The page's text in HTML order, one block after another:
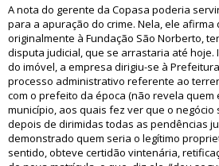
A nota do gerente da Copasa poderia
para a apuração do crime. Nela, ele
originalmente à Fundação São Norberto,
disputa judicial, que se arrastaria até
do imóvel, a empresa dirigiu-se à
processo administrativo referente ao
com o prefeito da época (não revela quem
município, aos quais fez ver que o negócio
depois de dirimidas todas as pendências
demonstrado quem seria o legítimo
sentido, obteve certidão vintenária,